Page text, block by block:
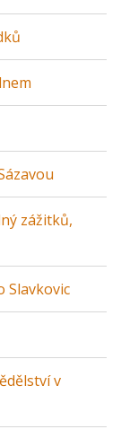
zážitků,
Slavkovic
v